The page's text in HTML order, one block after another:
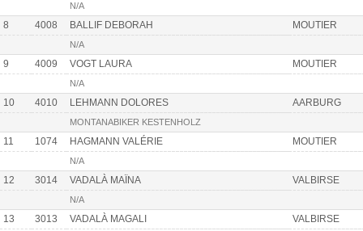
N/A
8 4008 BALLIF DEBORAH MOUTIER
N/A
9 4009 VOGT LAURA MOUTIER
N/A
10 4010 LEHMANN DOLORES AARBURG
MONTANABIKER KESTENHOLZ
11 1074 HAGMANN VALÉRIE MOUTIER
N/A
12 3014 VADALÀ MAÏNA VALBIRSE
N/A
13 3013 VADALÀ MAGALI VALBIRSE